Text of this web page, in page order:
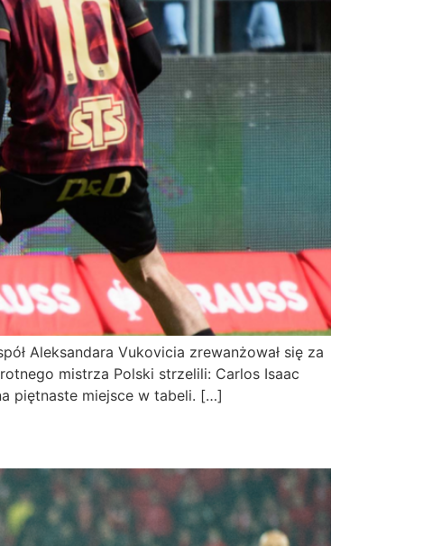
Aleksandara Vukovicia zrewanżował się za
mistrza Polski strzelili: Carlos Isaac
piętnaste miejsce w tabeli. […]